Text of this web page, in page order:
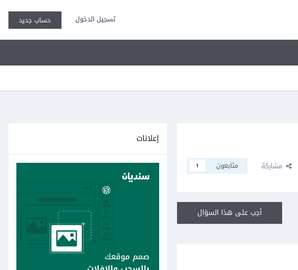
تسجيل الدخول حساب جديد
مشاركة متابعون 1
أجب على هذا السؤال
إعلانات